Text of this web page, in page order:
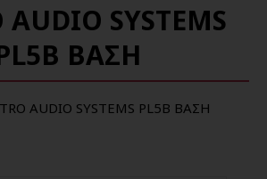
AUDIO SYSTEMS
BAΣΗ
AUDIO SYSTEMS PL5B BAΣΗ